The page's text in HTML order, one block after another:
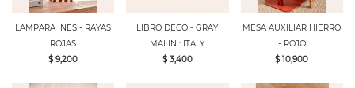
LAMPARA INES - RAYAS
ROJAS
$ 9,200
LIBRO DECO - GRAY
MALIN : ITALY
$ 3,400
MESA AUXILIAR HIERRO
- ROJO
$ 10,900